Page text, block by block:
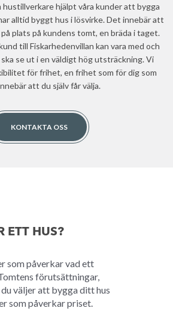
hustillverkare hjälpt våra kunder att bygga
alltid byggt hus i lösvirke. Det innebär att
plats på kundens tomt, en bräda i taget.
till Fiskarhedenvillan kan vara med och
se ut i en väldigt hög utsträckning. Vi
för frihet, en frihet som för dig som
att du själv får välja.
KONTAKTA OSS
ETT HUS?
som påverkar vad ett
förutsättningar,
väljer att bygga ditt hus
som påverkar priset.